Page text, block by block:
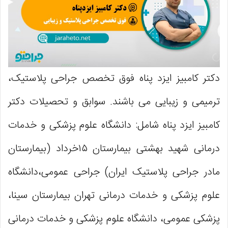
دکتر کامبیز ایزد پناه فوق تخصص جراحی پلاستیک،
ترمیمی و زیبایی می باشند. سوابق و تحصیلات دکتر
کامبیز ایزد پناه شامل: دانشگاه علوم پزشکی و خدمات
درمانی شهید بهشتی بیمارستان ۱۵خرداد (بیمارستان
مادر جراحی پلاستیک ایران) جراحی عمومی،دانشگاه
علوم پزشکی و خدمات درمانی تهران بیمارستان سینا،
پزشکی عمومی، دانشگاه علوم پزشکی و خدمات درمانی